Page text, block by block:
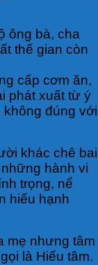
ông bà, cha
thế gian còn
cấp cơm ăn,
phát xuất từ ý
đúng với
khác chê bai
hành vi
trọng, nể
hiếu hạnh
mẹ nhưng tâm
là Hiếu tâm.